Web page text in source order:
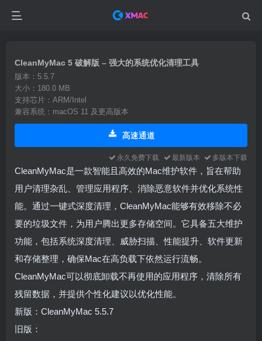
CleanMyMac 5 破解版 – 强大的系统优化清理工具
版本：5.5.7
大小：180.0 MB
支持芯片：ARM/Intel
兼容系统：macOS 11 及更高版本
高速通道
永久免费下载 最新版本 多版本下载
CleanMyMac是一款智能且高效的Mac维护软件，旨在帮助
用户清理杂乱、管理应用程序、消除恶意软件并优化系统性
能。通过一键式深度清理，CleanMyMac能够有效移除不必
要的垃圾文件，为用户腾出更多存储空间。它具备五大维护
功能，包括系统深度清理、威胁扫描、性能提升、软件更新
和存储整理，确保Mac在高负载下依然运行流畅。
CleanMyMac可以彻底卸载不再使用的应用程序，清除所有
残留数据，并提供个性化建议以优化性能。
新版：CleanMyMac 5.5.7
旧版：